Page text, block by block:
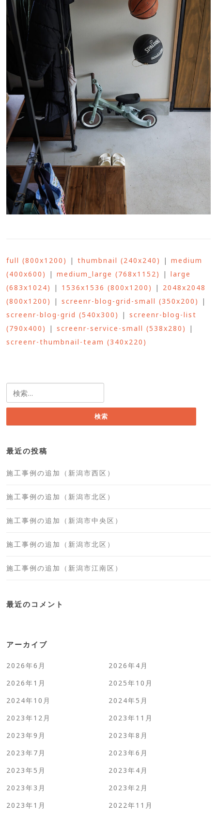
full (800x1200) |thumbnail (240x240) |medium
(400x600)
|medium_large (768x1152) |large
(683x1024)
| 1536x1536 (800x1200) | 2048x2048
(800x1200)
|screenr-blog-grid-small (350x200)
|
screenr-blog-grid (540x300)
|screenr-blog-list
(790x400)
|screenr-service-small (538x280)
|
screenr-thumbnail-team (340x220)
索:
最近の投稿
施工事例の追加（新潟市西区）
施工事例の追加（新潟市北区）
施工事例の追加（新潟市中央区）
施工事例の追加（新潟市北区）
施工事例の追加（新潟市江南区）
最近のコメント
アーカイブ
2026年6月
2026年4月
2026年1月
2025年10月
2024年10月
2024年5月
2023年12月
2023年11月
2023年9月
2023年8月
2023年7月
2023年6月
2023年5月
2023年4月
2023年3月
2023年2月
2023年1月
2022年11月